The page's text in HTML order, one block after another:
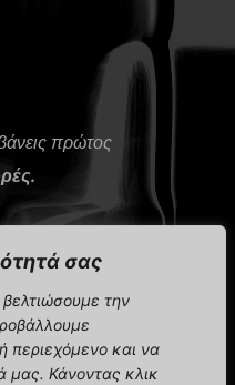
σας
την
περιεχόμενο και να
μας. Κάνοντας κλικ
πρώτος
rights reserved.